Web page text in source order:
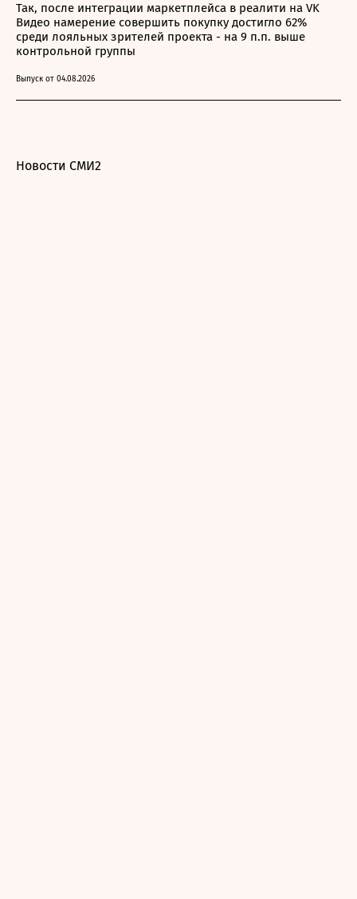
Так, после интеграции маркетплейса в реалити на VK
Видео намерение совершить покупку достигло 62%
среди лояльных зрителей проекта - на 9 п.п. выше
контрольной группы
Выпуск от 04.08.2026
Новости СМИ2